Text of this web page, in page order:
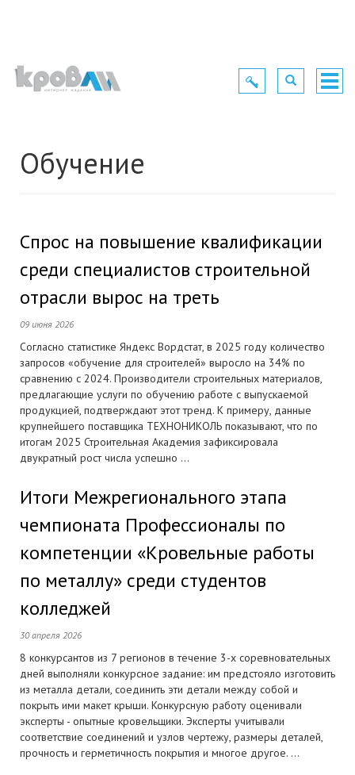
Toggle
navigation
Toggle
navigation
Обучение
Спрос на повышение квалификации
среди специалистов строительной
отрасли вырос на треть
09 июня 2026
Согласно статистике Яндекс Вордстат, в 2025 году количество
запросов «обучение для строителей» выросло на 34% по
сравнению с 2024. Производители строительных материалов,
предлагающие услуги по обучению работе с выпускаемой
продукцией, подтверждают этот тренд. К примеру, данные
крупнейшего поставщика ТЕХНОНИКОЛЬ показывают, что по
итогам 2025 Строительная Академия зафиксировала
двукратный рост числа успешно ...
Итоги Межрегионального этапа
чемпионата Профессионалы по
компетенции «Кровельные работы
по металлу» среди студентов
колледжей
30 апреля 2026
8 конкурсантов из 7 регионов в течение 3-х соревновательных
дней выполняли конкурсное задание: им предстояло изготовить
из металла детали, соединить эти детали между собой и
покрыть ими макет крыши. Конкурсную работу оценивали
эксперты - опытные кровельщики. Эксперты учитывали
соответствие соединений и узлов чертежу, размеры деталей,
прочность и герметичность покрытия и многое другое. ...